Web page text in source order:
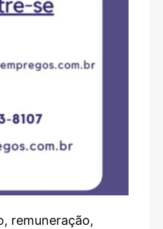
remuneração,